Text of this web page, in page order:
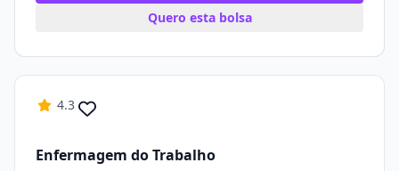
Quero esta bolsa
4.3
Enfermagem do Trabalho